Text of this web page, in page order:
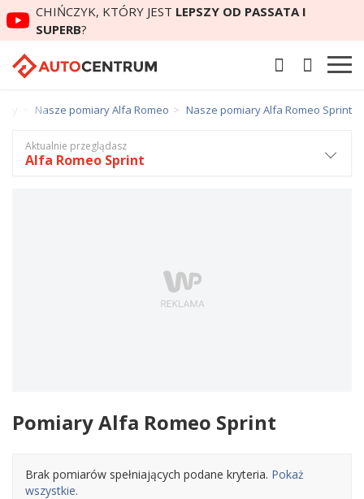
CHIŃCZYK, KTÓRY JEST LEPSZY OD PASSATA I
SUPERB?
Nasze pomiary Alfa Romeo Nasze pomiary Alfa Romeo Sprint
Pomiary Alfa Romeo Sprint
Brak pomiarów spełniających podane kryteria. Pokaż
wszystkie.
Aktualnie przeglądasz
Alfa Romeo Sprint